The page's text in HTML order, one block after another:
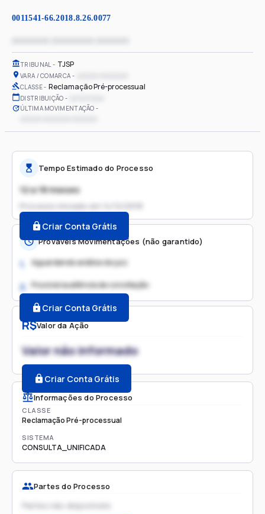
0011541-66.2018.8.26.0077
TRIBUNAL TJSP
VARA / COMARCA
CLASSE Reclamação Pré-processual
DISTRIBUIÇÃO
ÚLTIMA MOVIMENTAÇÃO
R$Valor da Ação
Valor não informado
Criar Conta Grátis
Informações do Processo
CLASSE
Reclamação Pré-processual
SISTEMA
CONSULTA_UNIFICADA
Partes do Processo
Partes não disponíveis
Tempo Estimado do Processo
12 a 18 meses
Processo iniciado em
Criar Conta Grátis
Prováveis Movimentações (não garantido)
1. Aguardando análise do juiz
2. Possível audiência de conciliação
Criar Conta Grátis